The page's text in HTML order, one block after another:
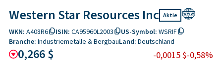
Western Star Resources Inc Aktie
WKN: A408R6 ISIN: CA95960L2003 US-Symbol: WSRIF
Branche: Industriemetalle & BergbauLand: Deutschland
0,266 $ -0,0015 $-0,58%